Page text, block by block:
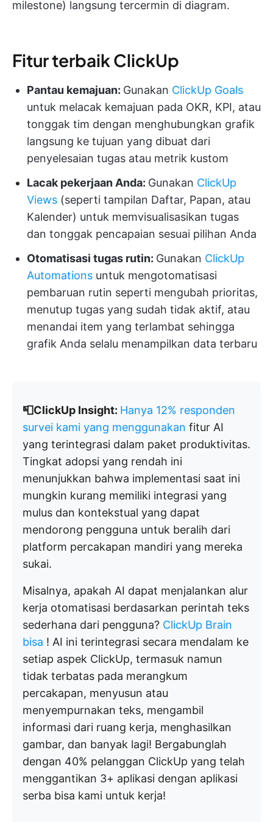
milestone) langsung tercermin di diagram.
Fitur terbaik ClickUp
Pantau kemajuan: Gunakan ClickUp Goals
untuk melacak kemajuan pada OKR, KPI, atau
tonggak tim dengan menghubungkan grafik
langsung ke tujuan yang dibuat dari
penyelesaian tugas atau metrik kustom
Lacak pekerjaan Anda: Gunakan ClickUp
Views (seperti tampilan Daftar, Papan, atau
Kalender) untuk memvisualisasikan tugas
dan tonggak pencapaian sesuai pilihan Anda
Otomatisasi tugas rutin: Gunakan ClickUp
Automations untuk mengotomatisasi
pembaruan rutin seperti mengubah prioritas,
menutup tugas yang sudah tidak aktif, atau
menandai item yang terlambat sehingga
grafik Anda selalu menampilkan data terbaru
📮ClickUp Insight: Hanya 12% responden
survei kami yang menggunakan fitur AI
yang terintegrasi dalam paket produktivitas.
Tingkat adopsi yang rendah ini
menunjukkan bahwa implementasi saat ini
mungkin kurang memiliki integrasi yang
mulus dan kontekstual yang dapat
mendorong pengguna untuk beralih dari
platform percakapan mandiri yang mereka
sukai.
Misalnya, apakah AI dapat menjalankan alur
kerja otomatisasi berdasarkan perintah teks
sederhana dari pengguna? ClickUp Brain
bisa ! AI ini terintegrasi secara mendalam ke
setiap aspek ClickUp, termasuk namun
tidak terbatas pada merangkum
percakapan, menyusun atau
menyempurnakan teks, mengambil
informasi dari ruang kerja, menghasilkan
gambar, dan banyak lagi! Bergabunglah
dengan 40% pelanggan ClickUp yang telah
menggantikan 3+ aplikasi dengan aplikasi
serba bisa kami untuk kerja!